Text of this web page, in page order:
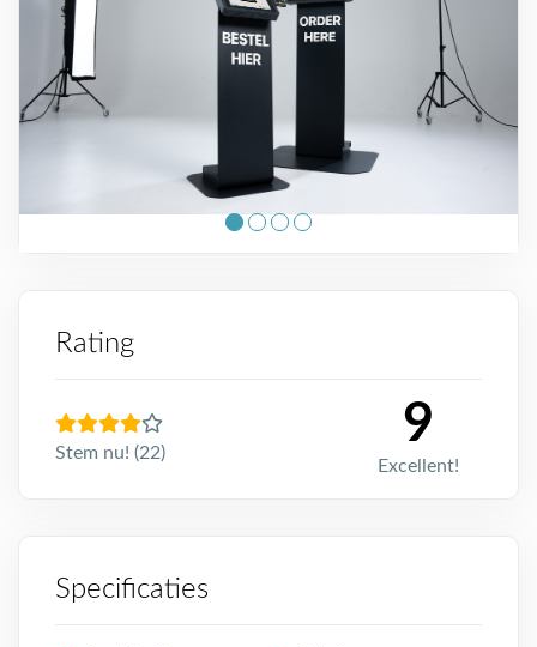
Rating
Stem nu! (22)
9
Excellent!
Specificaties